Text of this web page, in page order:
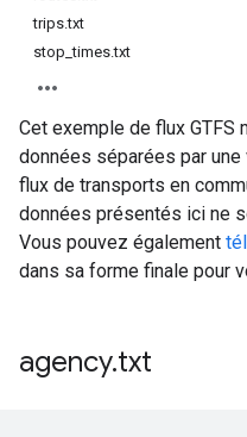
trips.txt
stop_times.txt
Cet exemple de flux GTFS
données séparées par
flux de transports en
données présentés ici ne
Vous pouvez également
dans sa forme finale pour
agency.txt